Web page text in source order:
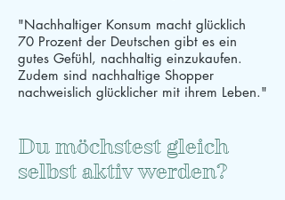
"Nachhaltiger Konsum macht glücklich
70 Prozent der Deutschen gibt es ein
gutes Gefühl, nachhaltig einzukaufen.
Zudem sind nachhaltige Shopper
nachweislich glücklicher mit ihrem Leben."
Du möchstest gleich
selbst aktiv werden?